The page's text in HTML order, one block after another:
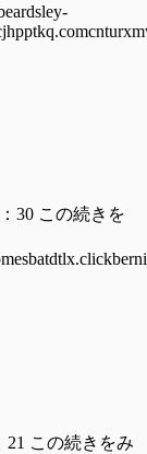
30 この続きを
この続きをみ